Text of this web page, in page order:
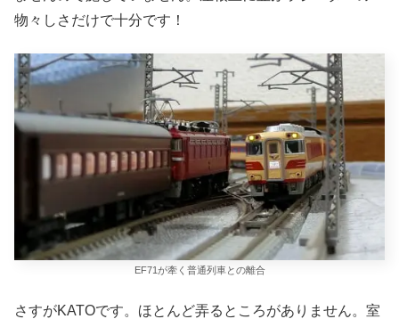
物々しさだけで十分です！
EF71が牽く普通列車との離合
さすがKATOです。ほとんど弄るところがありません。室